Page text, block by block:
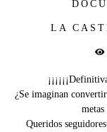
LA
¿Se imaginan
Queridos